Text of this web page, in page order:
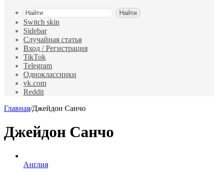
Найти
Switch skin
Sidebar
Случайная статья
Вход / Регистрация
TikTok
Telegram
Одноклассники
vk.com
Reddit
Главная/Джейдон Санчо
Джейдон Санчо
Англия